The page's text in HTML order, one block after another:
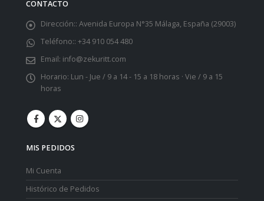
CONTACTO
Dirección:: Avenida Europa N°35 Málaga, España (29003)
Teléfono:: +34 910 054 480
Email: info@zekuritt.com
Horario: Lun - Jue / 9 a 14 - 15 a 18 horas · Vie / 9 a 15
horas
MIS PEDIDOS
Mi Cuenta
Histórico de Pedidos